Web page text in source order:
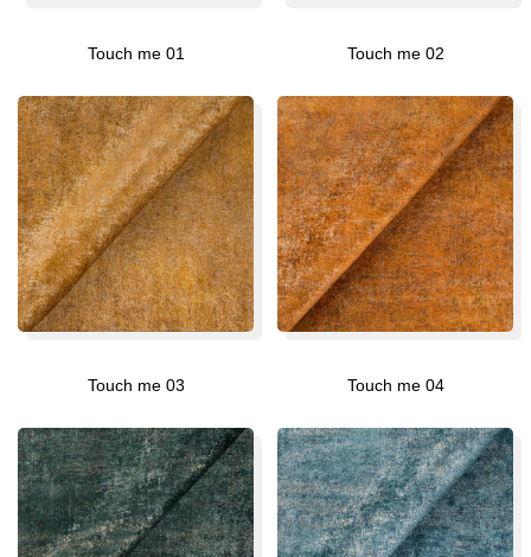
Touch me 01 Touch me 02
Touch me 03 Touch me 04